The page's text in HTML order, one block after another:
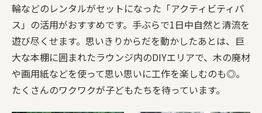
輪などのレンタルがセットになった「アクティビティパ
ス」の活用がおすすめです。手ぶらで1日中自然と清流を
遊び尽くせます。思いきりからだを動かしたあとは、巨
大な本棚に囲まれたラウンジ内のDIYエリアで、木の廃材
や画用紙などを使って思い思いに工作を楽しむのも◎。
たくさんのワクワクが子どもたちを待っています。